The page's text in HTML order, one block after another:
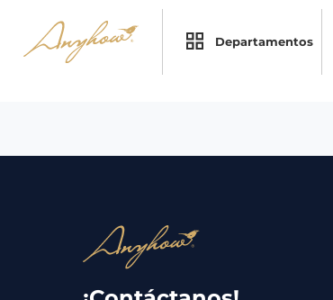
Departamentos
Promociones
Servicios
Inicio
Regalos